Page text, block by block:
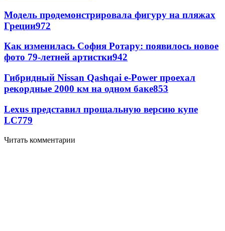
Модель продемонстрировала фигуру на пляжах
Греции972
Как изменилась София Ротару: появилось новое
фото 79-летней артистки942
Гибридный Nissan Qashqai e-Power проехал
рекордные 2000 км на одном баке853
Lexus представил прощальную версию купе
LC779
Читать комментарии